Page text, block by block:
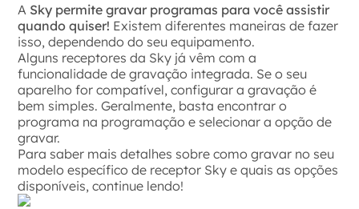
A Sky permite gravar programas para você assistir
quando quiser! Existem diferentes maneiras de fazer
isso, dependendo do seu equipamento.
Alguns receptores da Sky já vêm com a
funcionalidade de gravação integrada. Se o seu
aparelho for compatível, configurar a gravação é
bem simples. Geralmente, basta encontrar o
programa na programação e selecionar a opção de
gravar.
Para saber mais detalhes sobre como gravar no seu
modelo específico de receptor Sky e quais as opções
disponíveis, continue lendo!